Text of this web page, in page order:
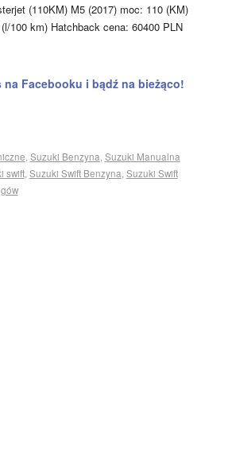
(110KM) M5 (2017) moc: 110 (KM)
100 km) Hatchback cena: 60400 PLN
na Facebooku i bądź na bieżąco!
Suzuki Benzyna Suzuki Manualna
swift, Suzuki Swift Benzyna Suzuki Swift